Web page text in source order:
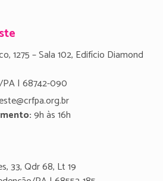
1275 – Sala 102, Edifício Diamond
PA | 68742-090
9h às 16h
33, Qdr 68, Lt 19